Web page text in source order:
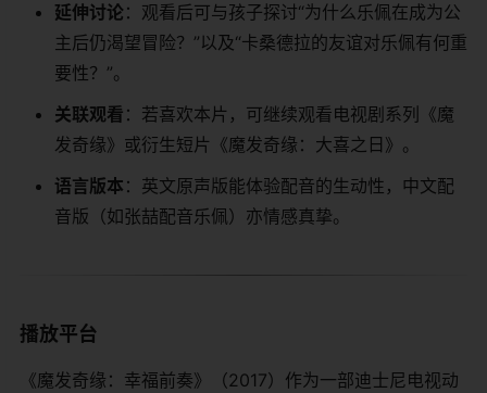
​延伸讨论​ ​：观看后可与孩子探讨“为什么乐佩在成为公
主后仍渴望冒险？”以及“卡桑德拉的友谊对乐佩有何重
要性？”。
​关联观看​ ​：若喜欢本片，可继续观看电视剧系列《魔
发奇缘》或衍生短片《魔发奇缘：大喜之日》。
​语言版本​ ​：英文原声版能体验配音的生动性，中文配
音版（如张喆配音乐佩）亦情感真挚。
播放平台
《魔发奇缘：幸福前奏》（2017）作为一部迪士尼电视动